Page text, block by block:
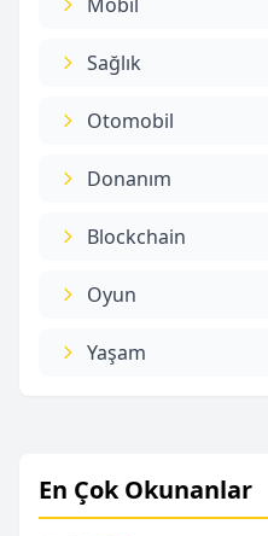
Sağlık
Otomobil
Donanım
Blockchain
Oyun
Yaşam
En Çok Okunanlar